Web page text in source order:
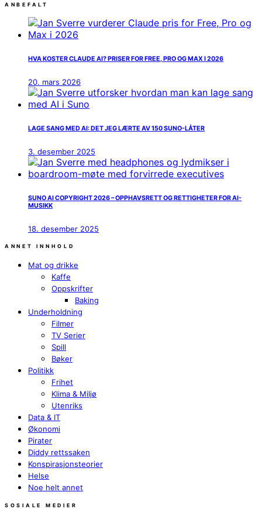
ANBEFALT
HVA KOSTER CLAUDE AI? PRISER FOR FREE, PRO OG MAX I 2026
20. mars 2026
LAGE SANG MED AI: DET JEG LÆRTE AV 150 SUNO-LÅTER
3. desember 2025
SUNO AI COPYRIGHT 2026 – OPPHAVSRETT OG RETTIGHETER FOR AI-
MUSIKK
18. desember 2025
ANNET INNHOLD
Mat og drikke
Kaffe
Oppskrifter
Baking
Underholdning
Filmer
TV Serier
Spill
Bøker
Politikk
Frihet
Klima & Miljø
Utenriks
Data & IT
Økonomi
Pirater
Diddy rettssaken
Konspirasjonsteorier
Helse
Noe helt annet
SOSIALE MEDIER